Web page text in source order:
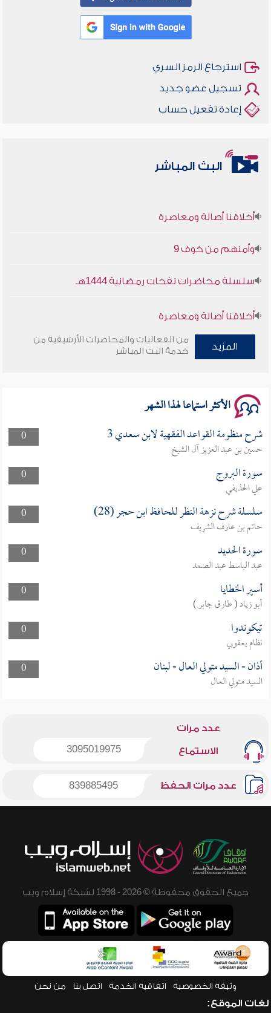
استرجاع الرمز السري
تسجيل عضو جديد
إعادة تفعيل حساب
البث المباشر
أخلاقنا أصالة ومعاصرة
وأمنهم من خوف 9
سلسلة محاضرات نفحات رمضانية 1444هـ
أخلاقنا أصالة ومعاصرة
وأمنهم من خوف 9
المزيد
من الفعاليات والمحاضرات الأرشيفية من
خدمة البث المباشر
الأكثر استماعا لهذا الشهر
0 شرح منظومة القواعد الفقهية لابن سعدي 3
حسين بن عبد العزيز آل الشيخ
0
سورة البروج
علي الحذيفي
0
سلسلة شرح نزهة النظر للحافظ ابن حجر (28)
حاتم بن عارف الشريف
0
سورة الحديد
عبد الباسط عبد الصمد
0
أسير الخطايا
أبو زياد ( طارق جابر )
0
تيكوندوا
نظام يعقوبي
0
أذان - السيد متولي العال - لبنان
السيد متولي العال
عدد مرات
الاستماع 3095019975
عدد مرات الحفظ 839885495
جميع الحقوق محفوظة © 2026 - 1998 لشبكة إسلام ويب
وثيقة الخصوصية اتفاقية الخدمة اتصل بنا من نحن
لغات الموقع: